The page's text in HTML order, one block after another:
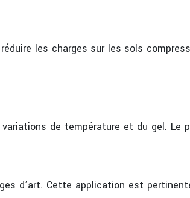
les charges sur les sols
de température et du gel. Le
d’art. Cette application est